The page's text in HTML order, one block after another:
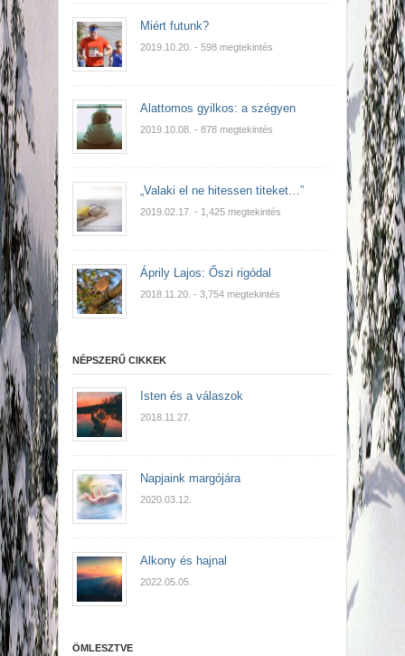
Miért futunk?
2019.10.20. - 598 megtekintés
Alattomos gyilkos: a szégyen
2019.10.08. - 878 megtekintés
„Valaki el ne hitessen titeket…”
2019.02.17. - 1,425 megtekintés
Áprily Lajos: Őszi rigódal
2018.11.20. - 3,754 megtekintés
NÉPSZERŰ CIKKEK
Isten és a válaszok
2018.11.27.
Napjaink margójára
2020.03.12.
Alkony és hajnal
2022.05.05.
ÖMLESZTVE